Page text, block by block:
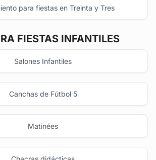
para fiestas en Treinta y Tres
FIESTAS INFANTILES
Salones Infantiles
Canchas de Fútbol 5
Matinées